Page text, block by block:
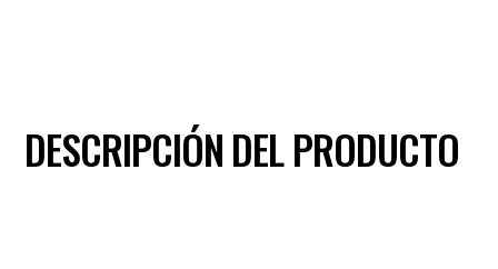
DESCRIPCIÓN DEL PRODUCTO